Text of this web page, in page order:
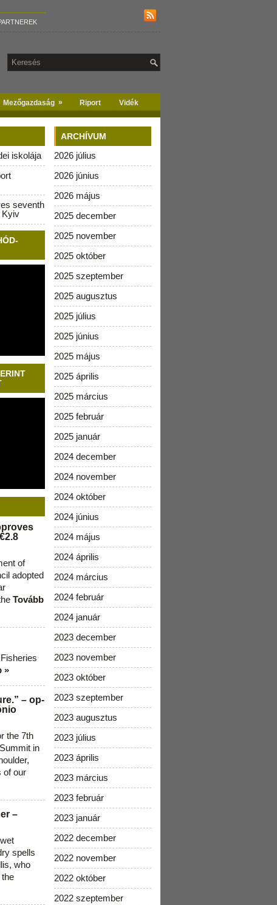
Mezőgazdaság » Riport Vidék
iskolája
seventh
Kyiv
of
adopted
Tovább
»
– op-
the 7th
in
of our
–
spells
who
ARCHÍVUM
2026 július
2026 június
2026 május
2025 december
2025 november
2025 október
2025 szeptember
2025 augusztus
2025 július
2025 június
2025 május
2025 április
2025 március
2025 február
2025 január
2024 december
2024 november
2024 október
2024 június
2024 május
2024 április
2024 március
2024 február
2024 január
2023 december
2023 november
2023 október
2023 szeptember
2023 augusztus
2023 július
2023 április
2023 március
2023 február
2023 január
2022 december
2022 november
2022 október
2022 szeptember